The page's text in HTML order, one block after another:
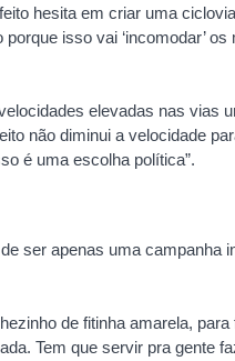
hesita em criar uma
isso vai ‘incomodar’
elevadas nas vias
não diminui a velocidade
é uma escolha política”.
ser apenas uma campanha
de fitinha amarela,
Tem que servir pra gente